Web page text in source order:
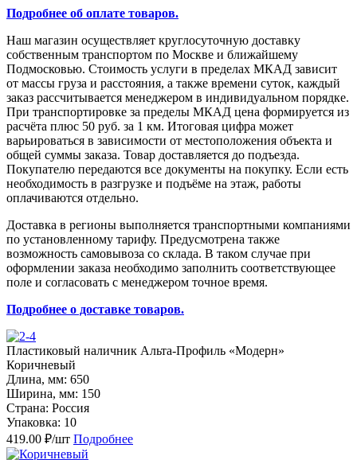
Подробнее об оплате товаров.
Наш магазин осуществляет круглосуточную доставку
собственным транспортом по Москве и ближайшему
Подмосковью. Стоимость услуги в пределах МКАД зависит
от массы груза и расстояния, а также времени суток, каждый
заказ рассчитывается менеджером в индивидуальном порядке.
При транспортировке за пределы МКАД цена формируется из
расчёта плюс 50 руб. за 1 км. Итоговая цифра может
варьироваться в зависимости от местоположения объекта и
общей суммы заказа. Товар доставляется до подъезда.
Покупателю передаются все документы на покупку. Если есть
необходимость в разгрузке и подъёме на этаж, работы
оплачиваются отдельно.
Доставка в регионы выполняется транспортными компаниями
по установленному тарифу. Предусмотрена также
возможность самовывоза со склада. В таком случае при
оформлении заказа необходимо заполнить соответствующее
поле и согласовать с менеджером точное время.
Подробнее о доставке товаров.
Пластиковый наличник Альта-Профиль «Модерн»
Коричневый
Длина, мм: 650
Ширина, мм: 150
Страна: Россия
Упаковка: 10
419.00 ₽/шт Подробнее